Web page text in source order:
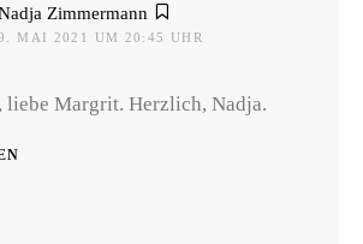
Zimmermann
MAI 2021 UM 20:45 UHR
liebe Margrit. Herzlich, Nadja.